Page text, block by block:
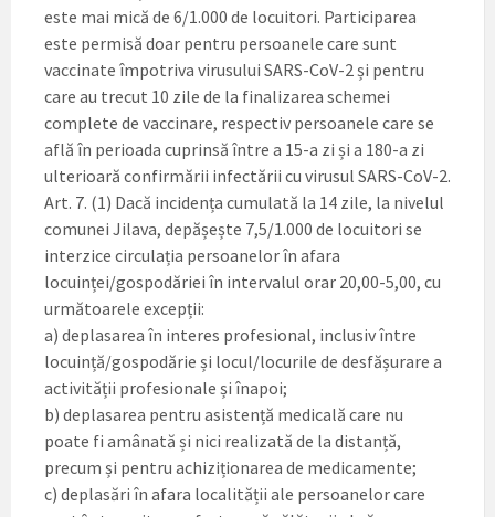
este mai mică de 6/1.000 de locuitori. Participarea
este permisă doar pentru persoanele care sunt
vaccinate împotriva virusului SARS-CoV-2 și pentru
care au trecut 10 zile de la finalizarea schemei
complete de vaccinare, respectiv persoanele care se
află în perioada cuprinsă între a 15-a zi și a 180-a zi
ulterioară confirmării infectării cu virusul SARS-CoV-2.
Art. 7. (1) Dacă incidența cumulată la 14 zile, la nivelul
comunei Jilava, depășește 7,5/1.000 de locuitori se
interzice circulația persoanelor în afara
locuinței/gospodăriei în intervalul orar 20,00-5,00, cu
următoarele excepții:
a) deplasarea în interes profesional, inclusiv între
locuință/gospodărie și locul/locurile de desfășurare a
activității profesionale și înapoi;
b) deplasarea pentru asistență medicală care nu
poate fi amânată și nici realizată de la distanță,
precum și pentru achiziționarea de medicamente;
c) deplasări în afara localității ale persoanelor care